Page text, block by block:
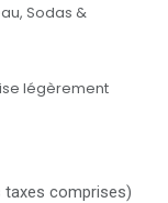
Sodas &
légèrement
taxes comprises)